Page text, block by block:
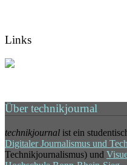
Links
Über technikjournal
technikjournal ist ein
Digitaler Journalismus und
Technikjournalismus) und